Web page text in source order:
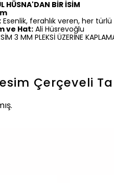
HÜSNA'DAN BİR İSİM
Esenlik, ferahlık veren, her
ve Hat: Ali Hüsrevoğlu
3 MM PLEKSİ ÜZERİNE
Çerçeveli